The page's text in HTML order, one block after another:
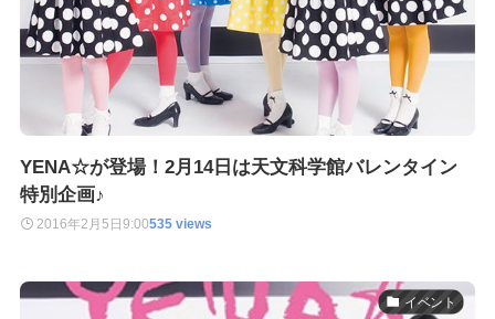
YENA☆が登場！2月14日は天文科学館バレンタイン
特別企画♪
2016年2月5日9:00535 views
イベント